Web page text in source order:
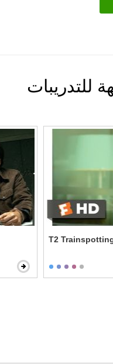
للتدريبات
T2